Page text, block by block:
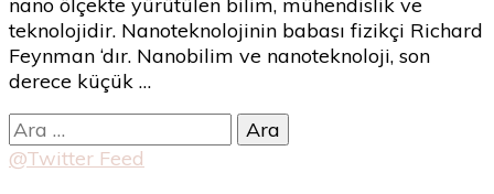
teknolojidir. Nanoteknolojinin babası fizikçi Richard
Feynman ‘dır. Nanobilim ve nanoteknoloji, son
derece küçük …
Arama:
@Twitter Feed